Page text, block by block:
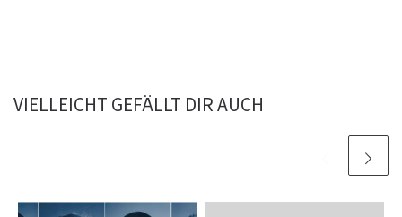
VIELLEICHT GEFÄLLT DIR AUCH